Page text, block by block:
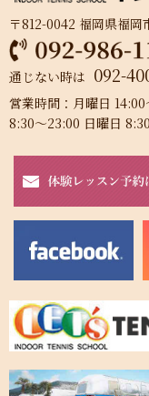
〒812-0042 福岡県福岡
通じない時は 092-
営業時間：月曜日
8:30～23:00 日曜日